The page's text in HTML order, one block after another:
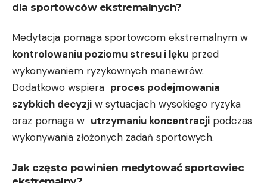
dla sportowców ekstremalnych?
Medytacja⁤ pomaga‍ sportowcom⁢ ekstremalnym w
kontrolowaniu poziomu stresu i ⁤lęku przed
wykonywaniem ryzykownych manewrów.
⁢Dodatkowo‌ wspiera ⁣ proces podejmowania
⁣szybkich‌ decyzji w sytuacjach wysokiego ⁣ryzyka
oraz pomaga ⁣w ​ utrzymaniu koncentracji podczas
wykonywania ​złożonych ⁢zadań ⁣sportowych.
Jak często powinien​ medytować sportowiec